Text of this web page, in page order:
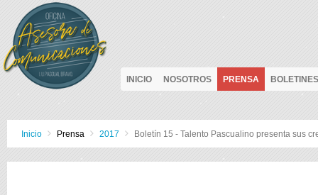
INICIO NOSOTROS PRENSA BOLETINES
Inicio Prensa 2017 Boletín 15 - Talento Pascualino presenta sus